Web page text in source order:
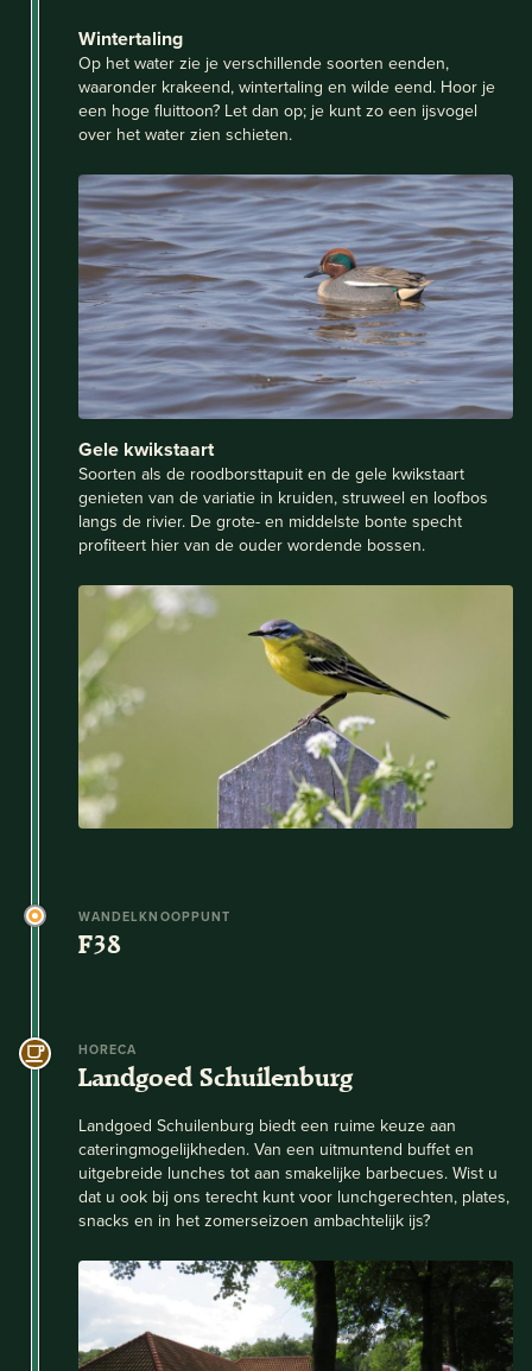
Wintertaling
Op het water zie je verschillende soorten eenden,
waaronder krakeend, wintertaling en wilde eend. Hoor je
een hoge fluittoon? Let dan op; je kunt zo een ijsvogel
over het water zien schieten.
Gele kwikstaart
Soorten als de roodborsttapuit en de gele kwikstaart
genieten van de variatie in kruiden, struweel en loofbos
langs de rivier. De grote- en middelste bonte specht
profiteert hier van de ouder wordende bossen.
WANDELKNOOPPUNT
F38
HORECA
Landgoed Schuilenburg
Landgoed Schuilenburg biedt een ruime keuze aan
cateringmogelijkheden. Van een uitmuntend buffet en
uitgebreide lunches tot aan smakelijke barbecues. Wist u
dat u ook bij ons terecht kunt voor lunchgerechten, plates,
snacks en in het zomerseizoen ambachtelijk ijs?